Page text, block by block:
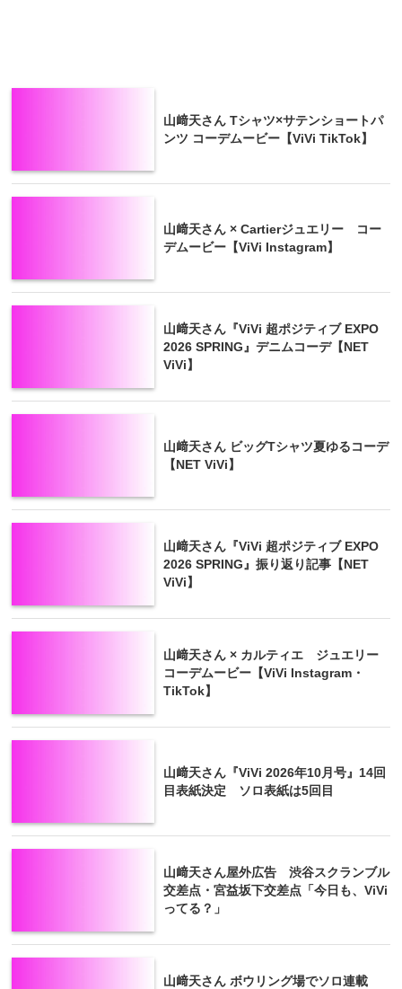
山﨑天さん Tシャツ×サテンショートパ
ンツ コーデムービー【ViVi TikTok】
山﨑天さん × Cartierジュエリー コー
デムービー【ViVi Instagram】
山﨑天さん『ViVi 超ポジティブ EXPO
2026 SPRING』デニムコーデ【NET
ViVi】
山﨑天さん ビッグTシャツ夏ゆるコーデ
【NET ViVi】
山﨑天さん『ViVi 超ポジティブ EXPO
2026 SPRING』振り返り記事【NET
ViVi】
山﨑天さん × カルティエ ジュエリー
コーデムービー【ViVi Instagram・
TikTok】
山﨑天さん『ViVi 2026年10月号』14回
目表紙決定 ソロ表紙は5回目
山﨑天さん屋外広告 渋谷スクランブル
交差点・宮益坂下交差点「今日も、ViVi
ってる？」
山﨑天さん ボウリング場でソロ連載